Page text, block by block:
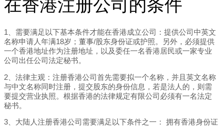
在香港注册公司的条件
1、需要满足以下基本条件才能在香港成立公司：提供公司中英文
名称申请人年满18岁；董事/股东身份证或护照。另外，必须提供
一个香港地址作为注册地址，以及委任一名香港居民或一家专业
公司出任公司法定秘书。
2、法律主观：注册香港公司首先需要拟一个名称，并且英文名称
与中文名称同时注册，提交股东的身份信息，若是法人的，则需
要提交营业执照。根据香港的法律规定有限公司必须有一名法定
秘书。
3、大陆人注册香港公司需要满足以下条件之一： 拥有香港身份证